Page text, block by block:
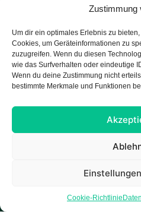
Zustimmung
Um dir ein optimales Erlebnis zu
Cookies, um Geräteinformationen zu
zuzugreifen. Wenn du diesen
wie das Surfverhalten oder eindeutige
Wenn du deine Zustimmung nicht
bestimmte Merkmale und Funktionen
Cookie-Richtlinie
Cookie-Richtlinie (EU)
Kontakt
Hauptstraße 19, 88339
info@waldsee-optik.de
Copyright Waldsee Optik